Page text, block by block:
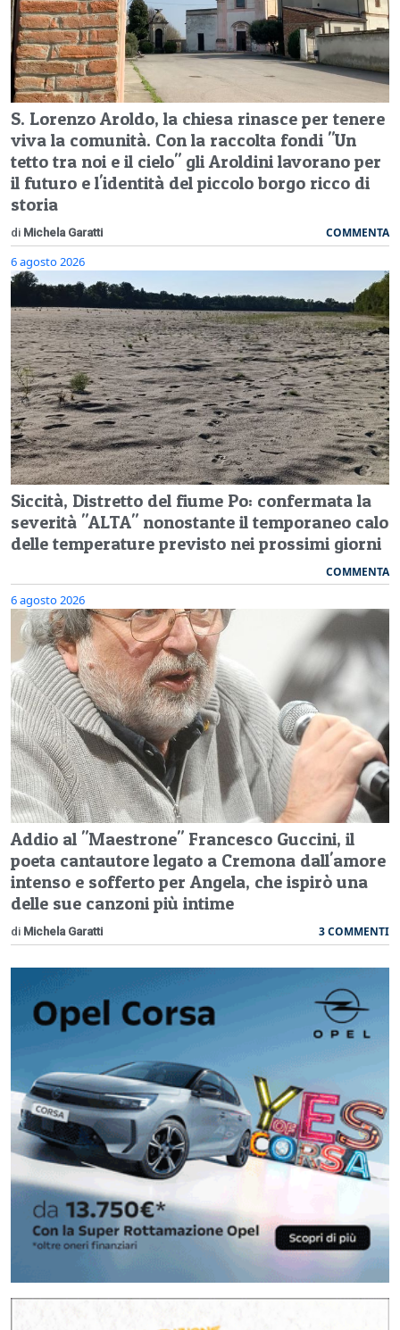
S. Lorenzo Aroldo, la chiesa rinasce per tenere
viva la comunità. Con la raccolta fondi "Un
tetto tra noi e il cielo" gli Aroldini lavorano per
il futuro e l'identità del piccolo borgo ricco di
storia
di Michela Garatti COMMENTA
6 agosto 2026
Siccità, Distretto del fiume Po: confermata la
severità "ALTA" nonostante il temporaneo calo
delle temperature previsto nei prossimi giorni
COMMENTA
6 agosto 2026
Addio al "Maestrone" Francesco Guccini, il
poeta cantautore legato a Cremona dall'amore
intenso e sofferto per Angela, che ispirò una
delle sue canzoni più intime
di Michela Garatti 3 COMMENTI